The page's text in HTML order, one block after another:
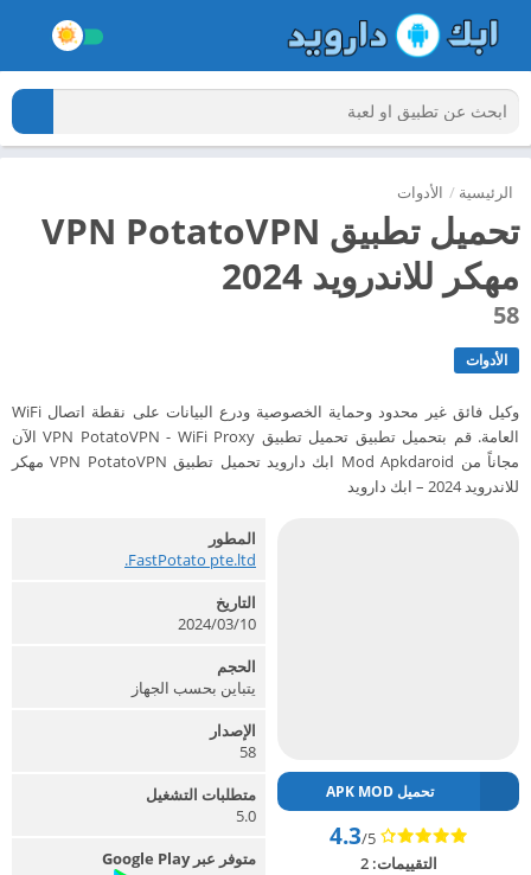
الرئيسية / الأدوات
تحميل تطبيق VPN PotatoVPN
مهكر للاندرويد 2024
58
الأدوات
وكيل فائق غير محدود وحماية الخصوصية ودرع البيانات على نقطة اتصال WiFi
العامة. قم بتحميل تطبيق تحميل تطبيق VPN PotatoVPN - WiFi Proxy الآن
مجاناً من Mod Apkdaroid ابك دارويد تحميل تطبيق VPN PotatoVPN مهكر
للاندرويد 2024 – ابك دارويد
تحميل APK MOD
4.3/5
التقييمات:2
المطور
FastPotato pte.ltd.‏
التاريخ
2024/03/10
الحجم
يتباين بحسب الجهاز
الإصدار
58
متطلبات التشغيل
5.0
متوفر عبر Google Play